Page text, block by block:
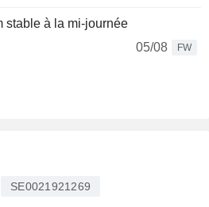
stable à la mi-journée
05/08
FW
SE0021921269